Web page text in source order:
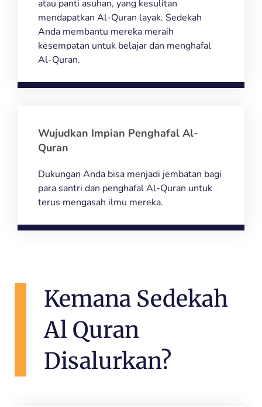
atau panti asuhan, yang kesulitan
mendapatkan Al-Quran layak. Sedekah
Anda membantu mereka meraih
kesempatan untuk belajar dan menghafal
Al-Quran.
Wujudkan Impian Penghafal Al-
Quran
Dukungan Anda bisa menjadi jembatan bagi
para santri dan penghafal Al-Quran untuk
terus mengasah ilmu mereka.
Kemana Sedekah
Al Quran
Disalurkan?